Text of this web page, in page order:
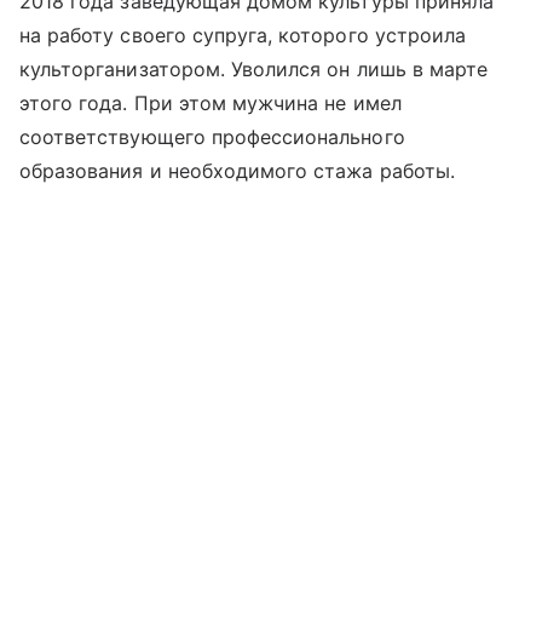
на работу своего супруга, которого устроила
культорганизатором. Уволился он лишь в марте
этого года. При этом мужчина не имел
соответствующего профессионального
образования и необходимого стажа работы.